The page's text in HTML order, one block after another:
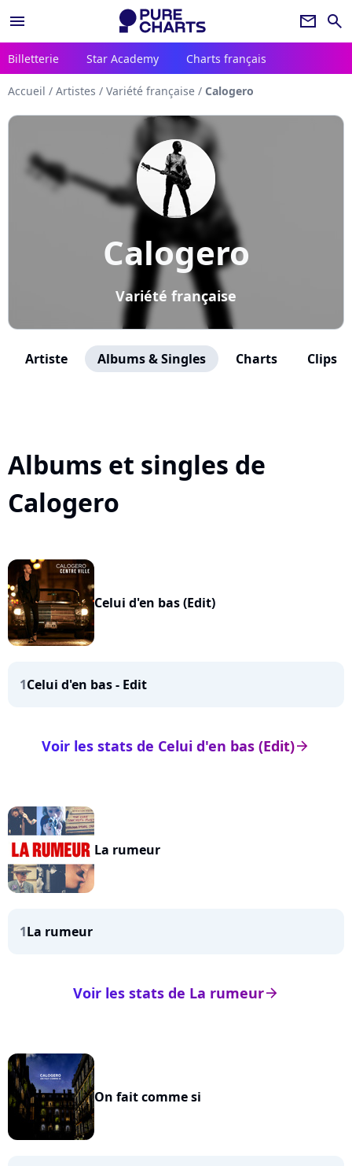
menu newsletter search
Billetterie Star Academy Charts français
Accueil / Artistes / Variété française / Calogero
Calogero
Variété française
Artiste Albums & Singles Charts Clips
Albums et singles de
Calogero
Celui d'en bas (Edit)
1Celui d'en bas - Edit
arrow_right
Voir les stats de Celui d'en bas (Edit)
La rumeur
1La rumeur
arrow_right
Voir les stats de La rumeur
On fait comme si